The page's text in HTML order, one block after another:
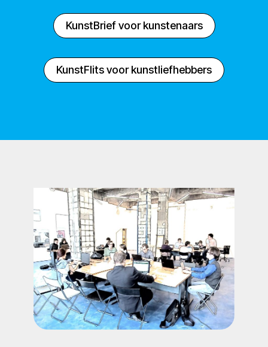
KunstBrief voor kunstenaars
KunstFlits voor kunstliefhebbers